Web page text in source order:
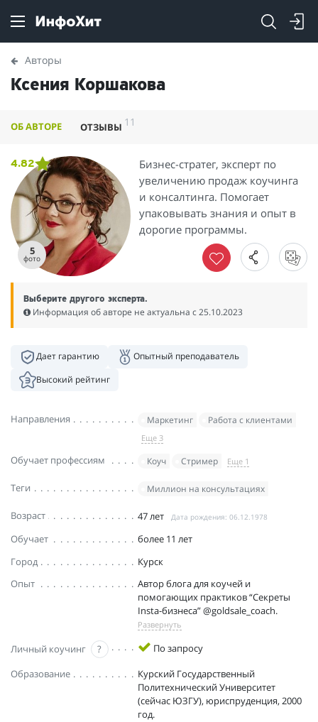
Авторы
Ксения Коршакова
ОБ АВТОРЕ ОТЗЫВЫ 11
5
фото
4.82
Бизнес-стратег, эксперт по
увеличению продаж коучинга
и консалтинга. Помогает
упаковывать знания и опыт в
дорогие программы.
Выберите другого эксперта.
Информация об авторе не актуальна c 25.10.2023
Дает гарантию
Опытный преподаватель
Высокий рейтинг
Направления Маркетинг
Работа с клиентами
Еще 3
Обучает профессиям Коуч Стример Еще 1
Теги Миллион на консультациях
Возраст 47 лет Дата рождения: 06.12.1978
Обучает
более 11 лет
Город
Курск
Опыт
Автор блога для коучей и
помогающих практиков “Секреты
Insta-бизнеса” @goldsale_coach.
Развернуть
Личный коучинг ?
По запросу
Образование
Курский Государственный
Политехнический Университет
(сейчас ЮЗГУ), юриспруденция, 2000
год.